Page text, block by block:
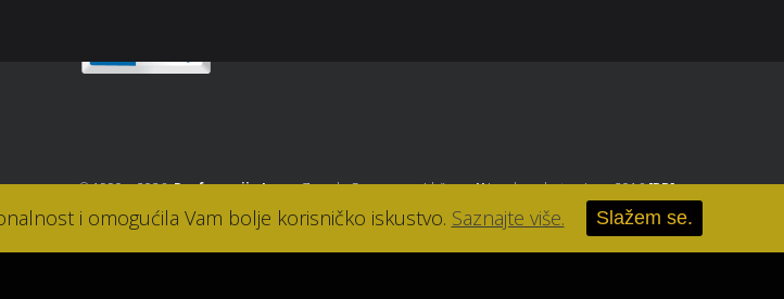
© 1990. - 2026.Parfumerija Lana, Zagreb. Sva prava pridržana.//Izrada web stranice u 2016[RB].
i omogućila Vam bolje korisničko iskustvo. Saznajte više. Slažem se.